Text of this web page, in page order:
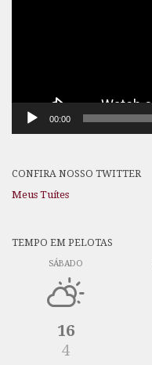
00:00
CONFIRA NOSSO TWITTER
Meus Tuítes
TEMPO EM PELOTAS
SÁBADO
16
4